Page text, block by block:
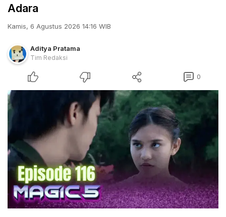
Adara
Kamis, 6 Agustus 2026 14:16 WIB
Aditya Pratama
Tim Redaksi
0